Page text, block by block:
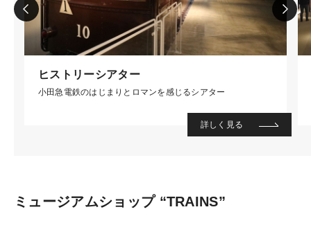
ヒストリーシアター
小田急電鉄のはじまりとロマンを感じるシアター
詳しく見る
ミュージアムショップ “TRAINS”